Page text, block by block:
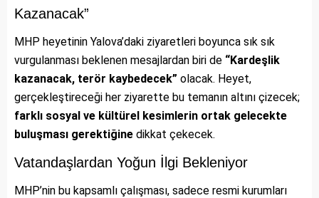
Kazanacak”
MHP heyetinin Yalova’daki ziyaretleri boyunca sık sık
vurgulanması beklenen mesajlardan biri de “Kardeşlik
kazanacak, terör kaybedecek” olacak. Heyet,
gerçekleştireceği her ziyarette bu temanın altını çizecek;
farklı sosyal ve kültürel kesimlerin ortak gelecekte
buluşması gerektiğine dikkat çekecek.
Vatandaşlardan Yoğun İlgi Bekleniyor
MHP’nin bu kapsamlı çalışması, sadece resmi kurumları